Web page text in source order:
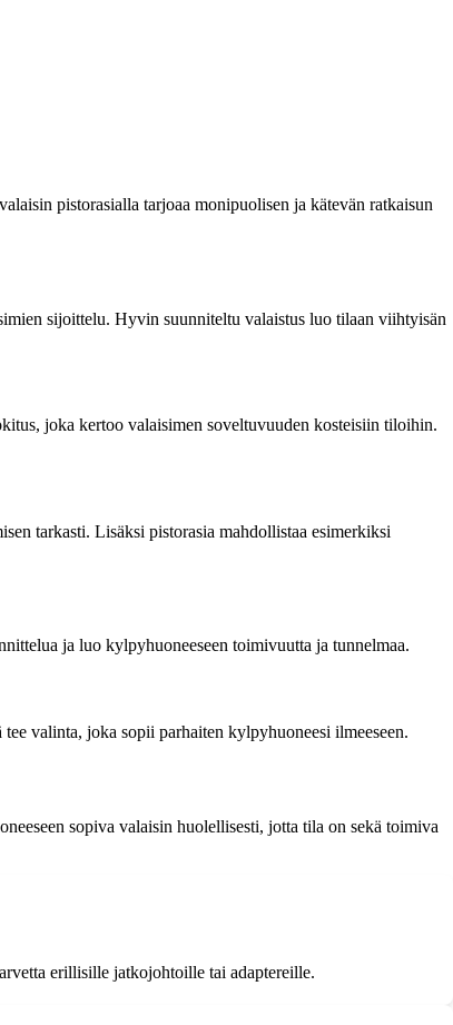
pistorasialla tarjoaa monipuolisen ja kätevän ratkaisun
sijoittelu. Hyvin suunniteltu valaistus luo tilaan viihtyisän
joka kertoo valaisimen soveltuvuuden kosteisiin tiloihin.
tarkasti. Lisäksi pistorasia mahdollistaa esimerkiksi
ja luo kylpyhuoneeseen toimivuutta ja tunnelmaa.
valinta, joka sopii parhaiten kylpyhuoneesi ilmeeseen.
sopiva valaisin huolellisesti, jotta tila on sekä toimiva
erillisille jatkojohtoille tai adaptereille.